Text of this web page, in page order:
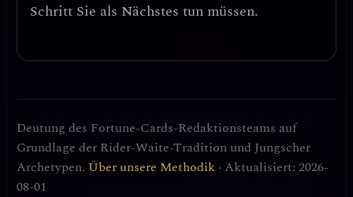
Schritt Sie als Nächstes tun müssen.
Deutung des Fortune-Cards-Redaktionsteams auf
Grundlage der Rider-Waite-Tradition und Jungscher
Archetypen. Über unsere Methodik · Aktualisiert: 2026-
08-01